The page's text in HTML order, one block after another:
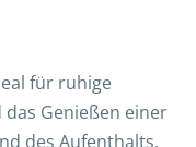
für ruhige
Genießen einer
des Aufenthalts.